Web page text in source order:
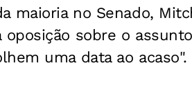
maioria no Senado,
sobre o
uma data ao acaso".